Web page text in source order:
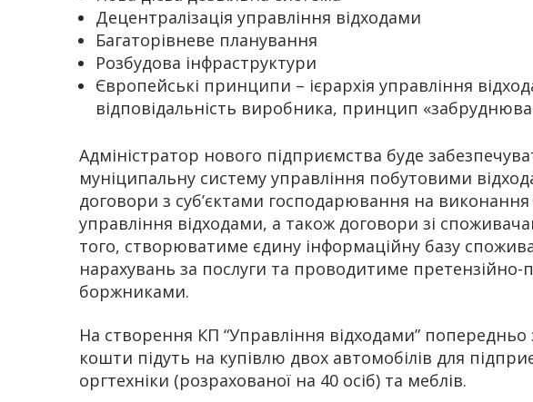
Децентралізація управління відходами
Багаторівневе планування
Розбудова інфраструктури
Європейські принципи – ієрархія управління
відповідальність виробника, принцип
Адміністратор нового підприємства буде
муніципальну систему управління побутовими
договори з суб’єктами господарювання на
управління відходами, а також договори зі
того, створюватиме єдину інформаційну базу
нарахувань за послуги та проводитиме претензійно-
боржниками.
На створення КП “Управління відходами” попередньо
кошти підуть на купівлю двох автомобілів для
оргтехніки (розрахованої на 40 осіб) та меблів.